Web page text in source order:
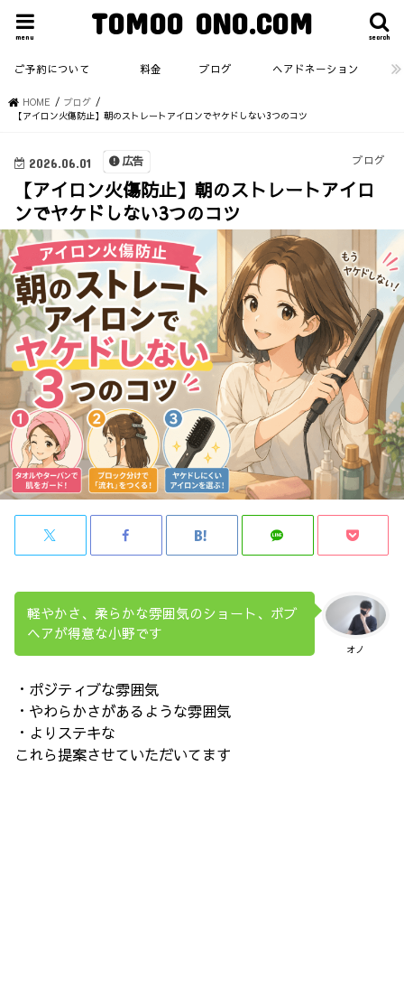
TOMOO ONO.COM search
menu
ご予約について 料金 ブログ ヘアドネーション
HOME
ブログ
【アイロン火傷防止】朝のストレートアイロンでヤケドしない3つのコツ
ブログ
2026.06.01 広告
【アイロン火傷防止】朝のストレートアイロ
ンでヤケドしない3つのコツ
オノ
軽やかさ、柔らかな雰囲気のショート、ボブ
ヘアが得意な小野です
・ポジティブな雰囲気
・やわらかさがあるような雰囲気
・よりステキな
これら提案させていただいてます